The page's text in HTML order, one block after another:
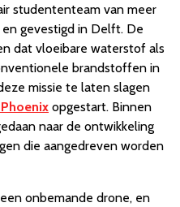
studententeam van meer
gevestigd in Delft. De
dat vloeibare waterstof als
brandstoffen in
missie te laten slagen
opgestart. Binnen
naar de ontwikkeling
die aangedreven worden
onbemande drone, en